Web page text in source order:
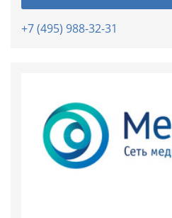
+7 (495) 988-32-31